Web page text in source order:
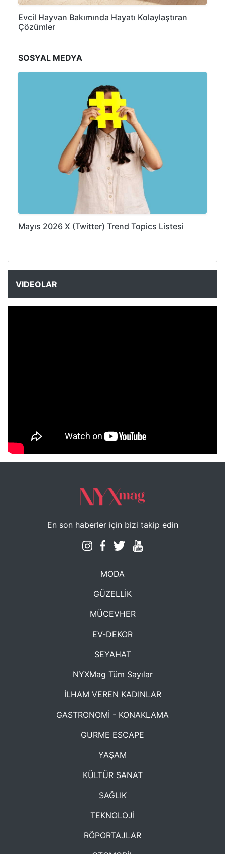
Evcil Hayvan Bakımında Hayatı Kolaylaştıran
Çözümler
SOSYAL MEDYA
Mayıs 2026 X (Twitter) Trend Topics Listesi
VIDEOLAR
NYXmag 2. Yaş Kutlama Etkinliği
En son haberler için bizi takip edin
MODA
GÜZELLİK
MÜCEVHER
EV-DEKOR
SEYAHAT
NYXMag Tüm Sayılar
İLHAM VEREN KADINLAR
GASTRONOMİ - KONAKLAMA
GURME ESCAPE
YAŞAM
KÜLTÜR SANAT
SAĞLIK
TEKNOLOJİ
RÖPORTAJLAR